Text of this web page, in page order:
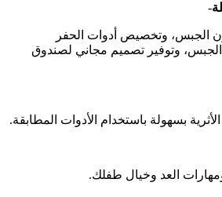
-
الجبس، وتخصيص أدوات الحفر
وتوفير تصميم مجاني لصندوق
بسهولة باستخدام الأدوات المطابقة.
العد وخيال طفلك.